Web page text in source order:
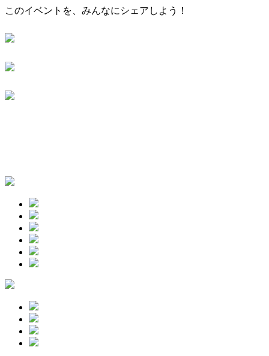
このイベントを、みんなにシェアしよう！